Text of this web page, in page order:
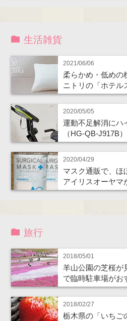
生活雑貨
2021/06/06
柔らかめ・低めの
ニトリの「ホテル
2020/05/05
運動不足解消にハ
（HG-QB-J917B
2020/04/29
マスク通販で、ほ
アイリスオーヤマ
旅行
2018/05/01
羊山公園の芝桜が
で臨時駐車場がお
2018/02/27
栃木県の「いちご